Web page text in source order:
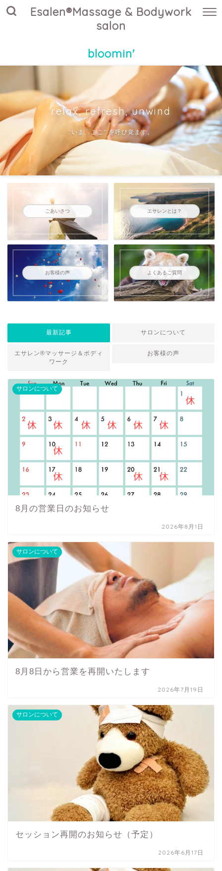
Esalen®Massage & Bodywork
salon
bloomin'
relax, refresh, unwind
“いま、ここ” を呼び覚ます。
ごあいさつ エサレンとは？
お客様の声 よくあるご質問
最新記事 サロンについて
エサレン®マッサージ＆ボディ
ワーク
お客様の声
サロンについて
8月の営業日のお知らせ
2026年8月1日
サロンについて
8月8日から営業を再開いたします
2026年7月19日
サロンについて
セッション再開のお知らせ（予定）
2026年6月17日